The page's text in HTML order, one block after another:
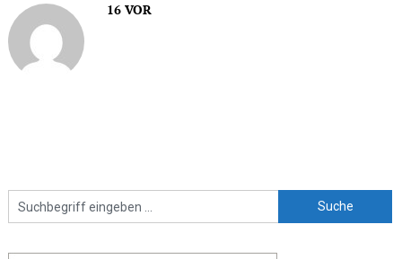
16 VOR